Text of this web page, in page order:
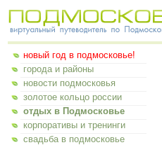
новый год в подмосковье!
города и районы
новости подмосковья
золотое кольцо россии
отдых в Подмосковье
корпоративы и тренинги
свадьба в подмосковье